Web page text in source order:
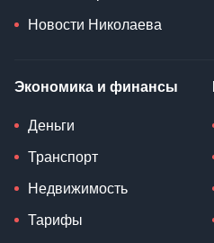
Новости Николаева
Экономика и финансы
Деньги
Транспорт
Недвижимость
Тарифы